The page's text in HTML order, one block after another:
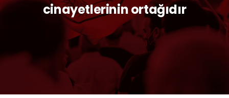
cinayetlerinin ortağıdır